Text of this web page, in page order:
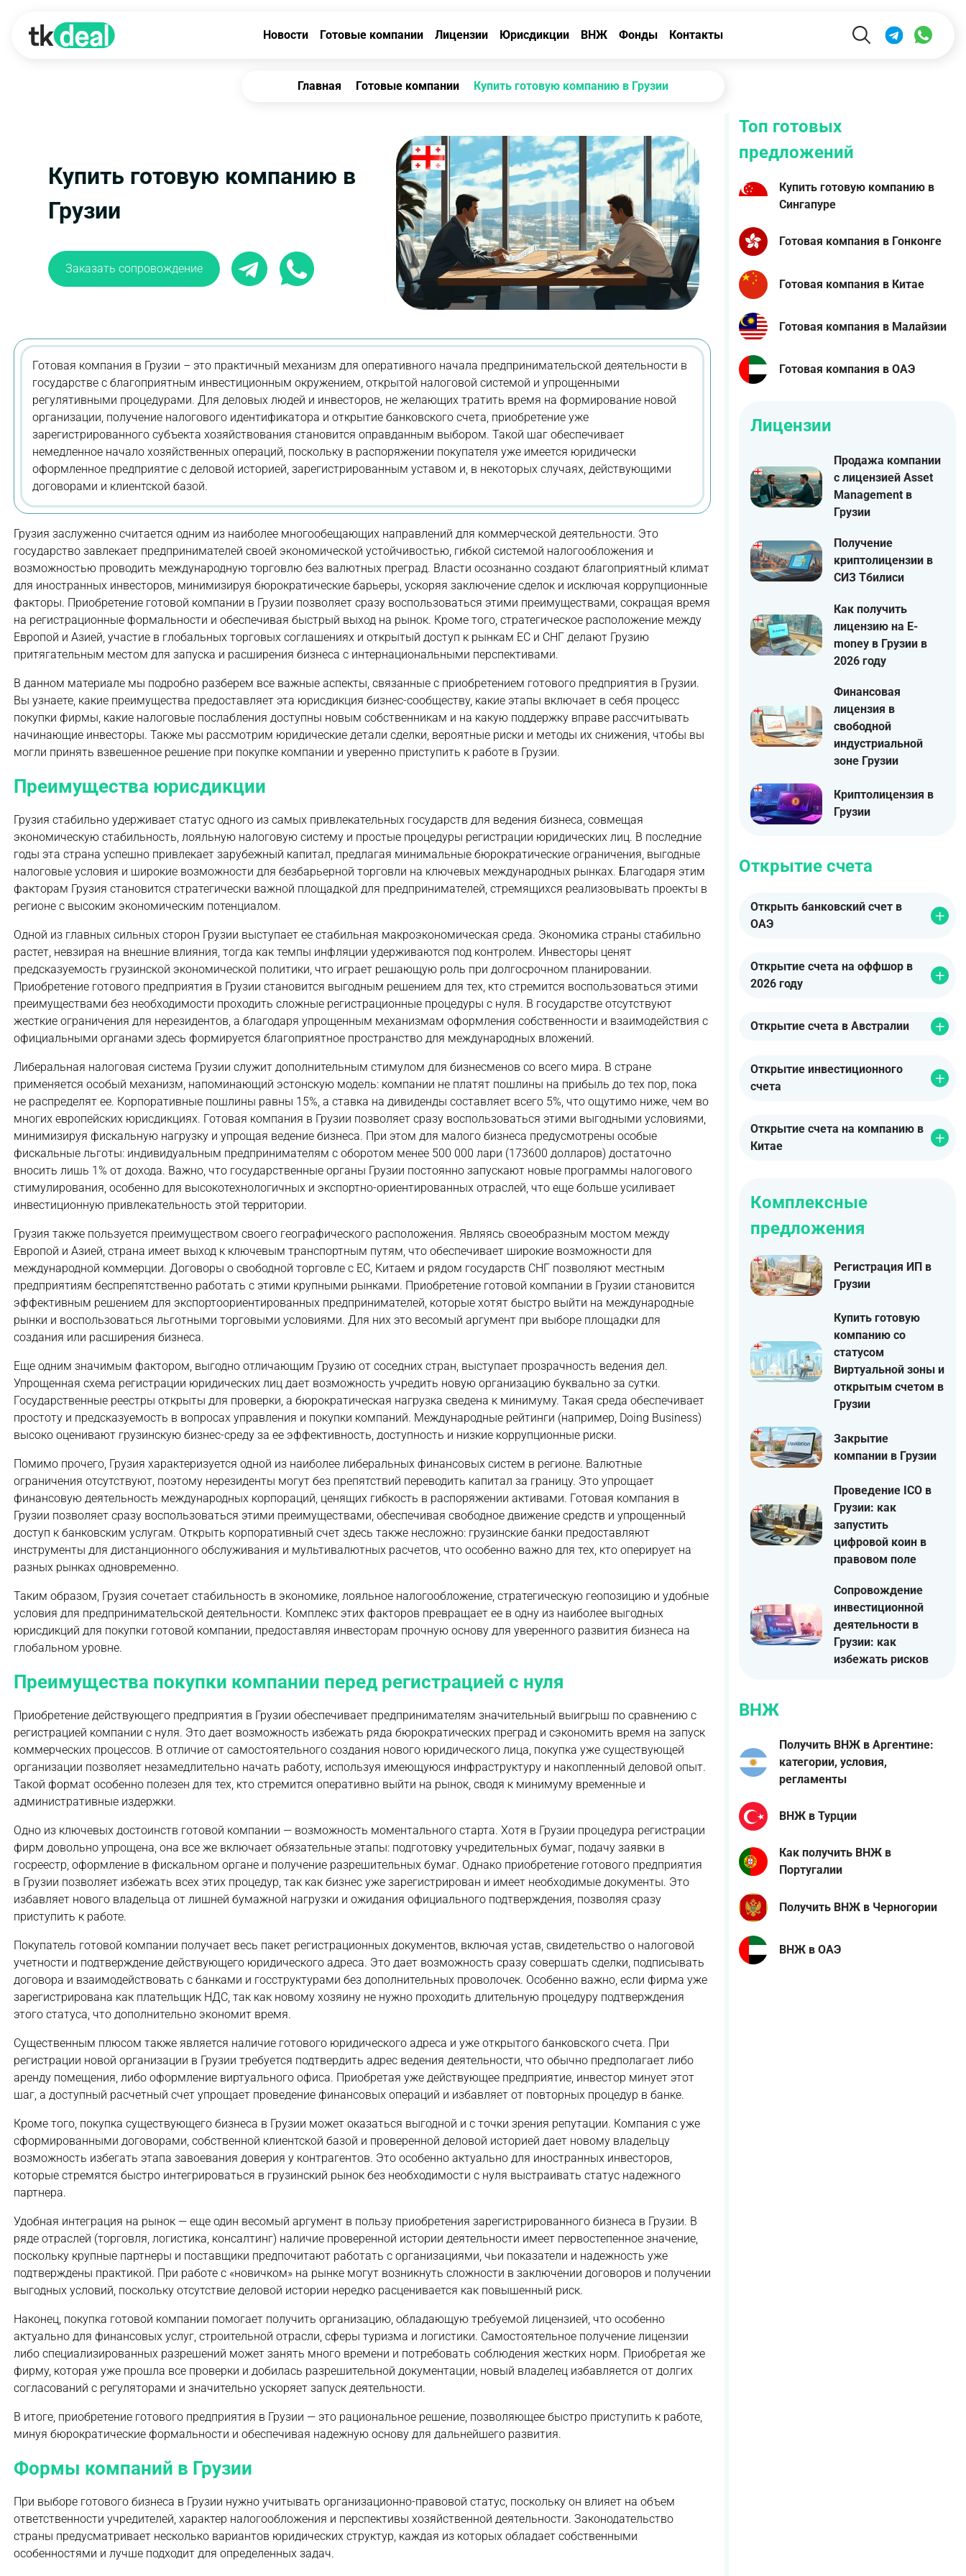
Новости Готовые компании Лицензии Юрисдикции ВНЖ Фонды Контакты
Главная Готовые компании Купить готовую компанию в Грузии
Купить готовую компанию в
Грузии
Заказать сопровождение
Готовая компания в Грузии – это практичный механизм для оперативного начала предпринимательской деятельности в
государстве с благоприятным инвестиционным окружением, открытой налоговой системой и упрощенными
регулятивными процедурами. Для деловых людей и инвесторов, не желающих тратить время на формирование новой
организации, получение налогового идентификатора и открытие банковского счета, приобретение уже
зарегистрированного субъекта хозяйствования становится оправданным выбором. Такой шаг обеспечивает
немедленное начало хозяйственных операций, поскольку в распоряжении покупателя уже имеется юридически
оформленное предприятие с деловой историей, зарегистрированным уставом и, в некоторых случаях, действующими
договорами и клиентской базой.
Грузия заслуженно считается одним из наиболее многообещающих направлений для коммерческой деятельности. Это
государство завлекает предпринимателей своей экономической устойчивостью, гибкой системой налогообложения и
возможностью проводить международную торговлю без валютных преград. Власти осознанно создают благоприятный климат
для иностранных инвесторов, минимизируя бюрократические барьеры, ускоряя заключение сделок и исключая коррупционные
факторы. Приобретение готовой компании в Грузии позволяет сразу воспользоваться этими преимуществами, сокращая время
на регистрационные формальности и обеспечивая быстрый выход на рынок. Кроме того, стратегическое расположение между
Европой и Азией, участие в глобальных торговых соглашениях и открытый доступ к рынкам ЕС и СНГ делают Грузию
притягательным местом для запуска и расширения бизнеса с интернациональными перспективами.
В данном материале мы подробно разберем все важные аспекты, связанные с приобретением готового предприятия в Грузии.
Вы узнаете, какие преимущества предоставляет эта юрисдикция бизнес-сообществу, какие этапы включает в себя процесс
покупки фирмы, какие налоговые послабления доступны новым собственникам и на какую поддержку вправе рассчитывать
начинающие инвесторы. Также мы рассмотрим юридические детали сделки, вероятные риски и методы их снижения, чтобы вы
могли принять взвешенное решение при покупке компании и уверенно приступить к работе в Грузии.
Преимущества юрисдикции
Грузия стабильно удерживает статус одного из самых привлекательных государств для ведения бизнеса, совмещая
экономическую стабильность, лояльную налоговую систему и простые процедуры регистрации юридических лиц. В последние
годы эта страна успешно привлекает зарубежный капитал, предлагая минимальные бюрократические ограничения, выгодные
налоговые условия и широкие возможности для безбарьерной торговли на ключевых международных рынках. Благодаря этим
факторам Грузия становится стратегически важной площадкой для предпринимателей, стремящихся реализовывать проекты в
регионе с высоким экономическим потенциалом.
Одной из главных сильных сторон Грузии выступает ее стабильная макроэкономическая среда. Экономика страны стабильно
растет, невзирая на внешние влияния, тогда как темпы инфляции удерживаются под контролем. Инвесторы ценят
предсказуемость грузинской экономической политики, что играет решающую роль при долгосрочном планировании.
Приобретение готового предприятия в Грузии становится выгодным решением для тех, кто стремится воспользоваться этими
преимуществами без необходимости проходить сложные регистрационные процедуры с нуля. В государстве отсутствуют
жесткие ограничения для нерезидентов, а благодаря упрощенным механизмам оформления собственности и взаимодействия с
официальными органами здесь формируется благоприятное пространство для международных вложений.
Либеральная налоговая система Грузии служит дополнительным стимулом для бизнесменов со всего мира. В стране
применяется особый механизм, напоминающий эстонскую модель: компании не платят пошлины на прибыль до тех пор, пока
не распределят ее. Корпоративные пошлины равны 15%, а ставка на дивиденды составляет всего 5%, что ощутимо ниже, чем во
многих европейских юрисдикциях. Готовая компания в Грузии позволяет сразу воспользоваться этими выгодными условиями,
минимизируя фискальную нагрузку и упрощая ведение бизнеса. При этом для малого бизнеса предусмотрены особые
фискальные льготы: индивидуальным предпринимателям с оборотом менее 500 000 лари (173600 долларов) достаточно
вносить лишь 1% от дохода. Важно, что государственные органы Грузии постоянно запускают новые программы налогового
стимулирования, особенно для высокотехнологичных и экспортно-ориентированных отраслей, что еще больше усиливает
инвестиционную привлекательность этой территории.
Грузия также пользуется преимуществом своего географического расположения. Являясь своеобразным мостом между
Европой и Азией, страна имеет выход к ключевым транспортным путям, что обеспечивает широкие возможности для
международной коммерции. Договоры о свободной торговле с ЕС, Китаем и рядом государств СНГ позволяют местным
предприятиям беспрепятственно работать с этими крупными рынками. Приобретение готовой компании в Грузии становится
эффективным решением для экспортоориентированных предпринимателей, которые хотят быстро выйти на международные
рынки и воспользоваться льготными торговыми условиями. Для них это весомый аргумент при выборе площадки для
создания или расширения бизнеса.
Еще одним значимым фактором, выгодно отличающим Грузию от соседних стран, выступает прозрачность ведения дел.
Упрощенная схема регистрации юридических лиц дает возможность учредить новую организацию буквально за сутки.
Государственные реестры открыты для проверки, а бюрократическая нагрузка сведена к минимуму. Такая среда обеспечивает
простоту и предсказуемость в вопросах управления и покупки компаний. Международные рейтинги (например, Doing Business)
высоко оценивают грузинскую бизнес-среду за ее эффективность, доступность и низкие коррупционные риски.
Помимо прочего, Грузия характеризуется одной из наиболее либеральных финансовых систем в регионе. Валютные
ограничения отсутствуют, поэтому нерезиденты могут без препятствий переводить капитал за границу. Это упрощает
финансовую деятельность международных корпораций, ценящих гибкость в распоряжении активами. Готовая компания в
Грузии позволяет сразу воспользоваться этими преимуществами, обеспечивая свободное движение средств и упрощенный
доступ к банковским услугам. Открыть корпоративный счет здесь также несложно: грузинские банки предоставляют
инструменты для дистанционного обслуживания и мультивалютных расчетов, что особенно важно для тех, кто оперирует на
разных рынках одновременно.
Таким образом, Грузия сочетает стабильность в экономике, лояльное налогообложение, стратегическую геопозицию и удобные
условия для предпринимательской деятельности. Комплекс этих факторов превращает ее в одну из наиболее выгодных
юрисдикций для покупки готовой компании, предоставляя инвесторам прочную основу для уверенного развития бизнеса на
глобальном уровне.
Преимущества покупки компании перед регистрацией с нуля
Приобретение действующего предприятия в Грузии обеспечивает предпринимателям значительный выигрыш по сравнению с
регистрацией компании с нуля. Это дает возможность избежать ряда бюрократических преград и сэкономить время на запуск
коммерческих процессов. В отличие от самостоятельного создания нового юридического лица, покупка уже существующей
организации позволяет незамедлительно начать работу, используя имеющуюся инфраструктуру и накопленный деловой опыт.
Такой формат особенно полезен для тех, кто стремится оперативно выйти на рынок, сводя к минимуму временные и
административные издержки.
Одно из ключевых достоинств готовой компании — возможность моментального старта. Хотя в Грузии процедура регистрации
фирм довольно упрощена, она все же включает обязательные этапы: подготовку учредительных бумаг, подачу заявки в
госреестр, оформление в фискальном органе и получение разрешительных бумаг. Однако приобретение готового предприятия
в Грузии позволяет избежать всех этих процедур, так как бизнес уже зарегистрирован и имеет необходимые документы. Это
избавляет нового владельца от лишней бумажной нагрузки и ожидания официального подтверждения, позволяя сразу
приступить к работе.
Покупатель готовой компании получает весь пакет регистрационных документов, включая устав, свидетельство о налоговой
учетности и подтверждение действующего юридического адреса. Это дает возможность сразу совершать сделки, подписывать
договора и взаимодействовать с банками и госструктурами без дополнительных проволочек. Особенно важно, если фирма уже
зарегистрирована как плательщик НДС, так как новому хозяину не нужно проходить длительную процедуру подтверждения
этого статуса, что дополнительно экономит время.
Существенным плюсом также является наличие готового юридического адреса и уже открытого банковского счета. При
регистрации новой организации в Грузии требуется подтвердить адрес ведения деятельности, что обычно предполагает либо
аренду помещения, либо оформление виртуального офиса. Приобретая уже действующее предприятие, инвестор минует этот
шаг, а доступный расчетный счет упрощает проведение финансовых операций и избавляет от повторных процедур в банке.
Кроме того, покупка существующего бизнеса в Грузии может оказаться выгодной и с точки зрения репутации. Компания с уже
сформированными договорами, собственной клиентской базой и проверенной деловой историей дает новому владельцу
возможность избегать этапа завоевания доверия у контрагентов. Это особенно актуально для иностранных инвесторов,
которые стремятся быстро интегрироваться в грузинский рынок без необходимости с нуля выстраивать статус надежного
партнера.
Удобная интеграция на рынок — еще один весомый аргумент в пользу приобретения зарегистрированного бизнеса в Грузии. В
ряде отраслей (торговля, логистика, консалтинг) наличие проверенной истории деятельности имеет первостепенное значение,
поскольку крупные партнеры и поставщики предпочитают работать с организациями, чьи показатели и надежность уже
подтверждены практикой. При работе с «новичком» на рынке могут возникнуть сложности в заключении договоров и получении
выгодных условий, поскольку отсутствие деловой истории нередко расценивается как повышенный риск.
Наконец, покупка готовой компании помогает получить организацию, обладающую требуемой лицензией, что особенно
актуально для финансовых услуг, строительной отрасли, сферы туризма и логистики. Самостоятельное получение лицензии
либо специализированных разрешений может занять много времени и потребовать соблюдения жестких норм. Приобретая же
фирму, которая уже прошла все проверки и добилась разрешительной документации, новый владелец избавляется от долгих
согласований с регуляторами и значительно ускоряет запуск деятельности.
В итоге, приобретение готового предприятия в Грузии — это рациональное решение, позволяющее быстро приступить к работе,
минуя бюрократические формальности и обеспечивая надежную основу для дальнейшего развития.
Формы компаний в Грузии
При выборе готового бизнеса в Грузии нужно учитывать организационно-правовой статус, поскольку он влияет на объем
ответственности учредителей, характер налогообложения и перспективы хозяйственной деятельности. Законодательство
страны предусматривает несколько вариантов юридических структур, каждая из которых обладает собственными
особенностями и лучше подходит для определенных задач.
Топ готовых
предложений
Купить готовую компанию в
Сингапуре
Готовая компания в Гонконге
Готовая компания в Китае
Готовая компания в Малайзии
Готовая компания в ОАЭ
Лицензии
Продажа компании
с лицензией Asset
Management в
Грузии
Получение
криптолицензии в
СИЗ Тбилиси
Как получить
лицензию на E-
money в Грузии в
2026 году
Финансовая
лицензия в
свободной
индустриальной
зоне Грузии
Криптолицензия в
Грузии
Открытие счета
Открыть банковский счет в
ОАЭ
Открытие счета на оффшор в
2026 году
Открытие счета в Австралии
Открытие инвестиционного
счета
Открытие счета на компанию в
Китае
Комплексные
предложения
Регистрация ИП в
Грузии
Купить готовую
компанию со
статусом
Виртуальной зоны и
открытым счетом в
Грузии
Закрытие
компании в Грузии
Проведение ICO в
Грузии: как
запустить
цифровой коин в
правовом поле
Сопровождение
инвестиционной
деятельности в
Грузии: как
избежать рисков
ВНЖ
Получить ВНЖ в Аргентине:
категории, условия,
регламенты
ВНЖ в Турции
Как получить ВНЖ в
Португалии
Получить ВНЖ в Черногории
ВНЖ в ОАЭ